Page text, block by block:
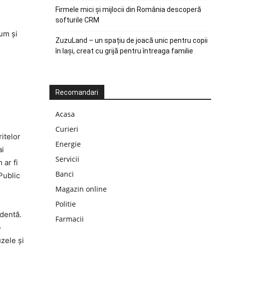
și
ar fi
și
Firmele mici și mijlocii din România descoperă
softurile CRM
ZuzuLand – un spațiu de joacă unic pentru copii
în Iași, creat cu grijă pentru întreaga familie
Recomandari
Acasa
Curieri
Energie
Servicii
Banci
Magazin online
Politie
Farmacii